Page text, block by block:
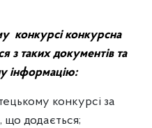
конкурсі конкурсна
з таких документів та
інформацію:
конкурсі за
додається;